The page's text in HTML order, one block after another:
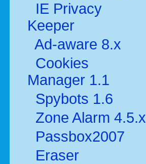
IE Privacy
Keeper
Ad-aware 8.x
Cookies
Manager 1.1
Spybots 1.6
Zone Alarm 4.5.x
Passbox2007
Eraser